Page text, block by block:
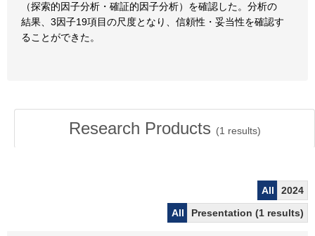
（探索的因子分析・確証的因子分析）を確認した。分析の
結果、3因子19項目の尺度となり、信頼性・妥当性を確認す
ることができた。
Research Products (1 results)
All
2024
All
Presentation (1 results)